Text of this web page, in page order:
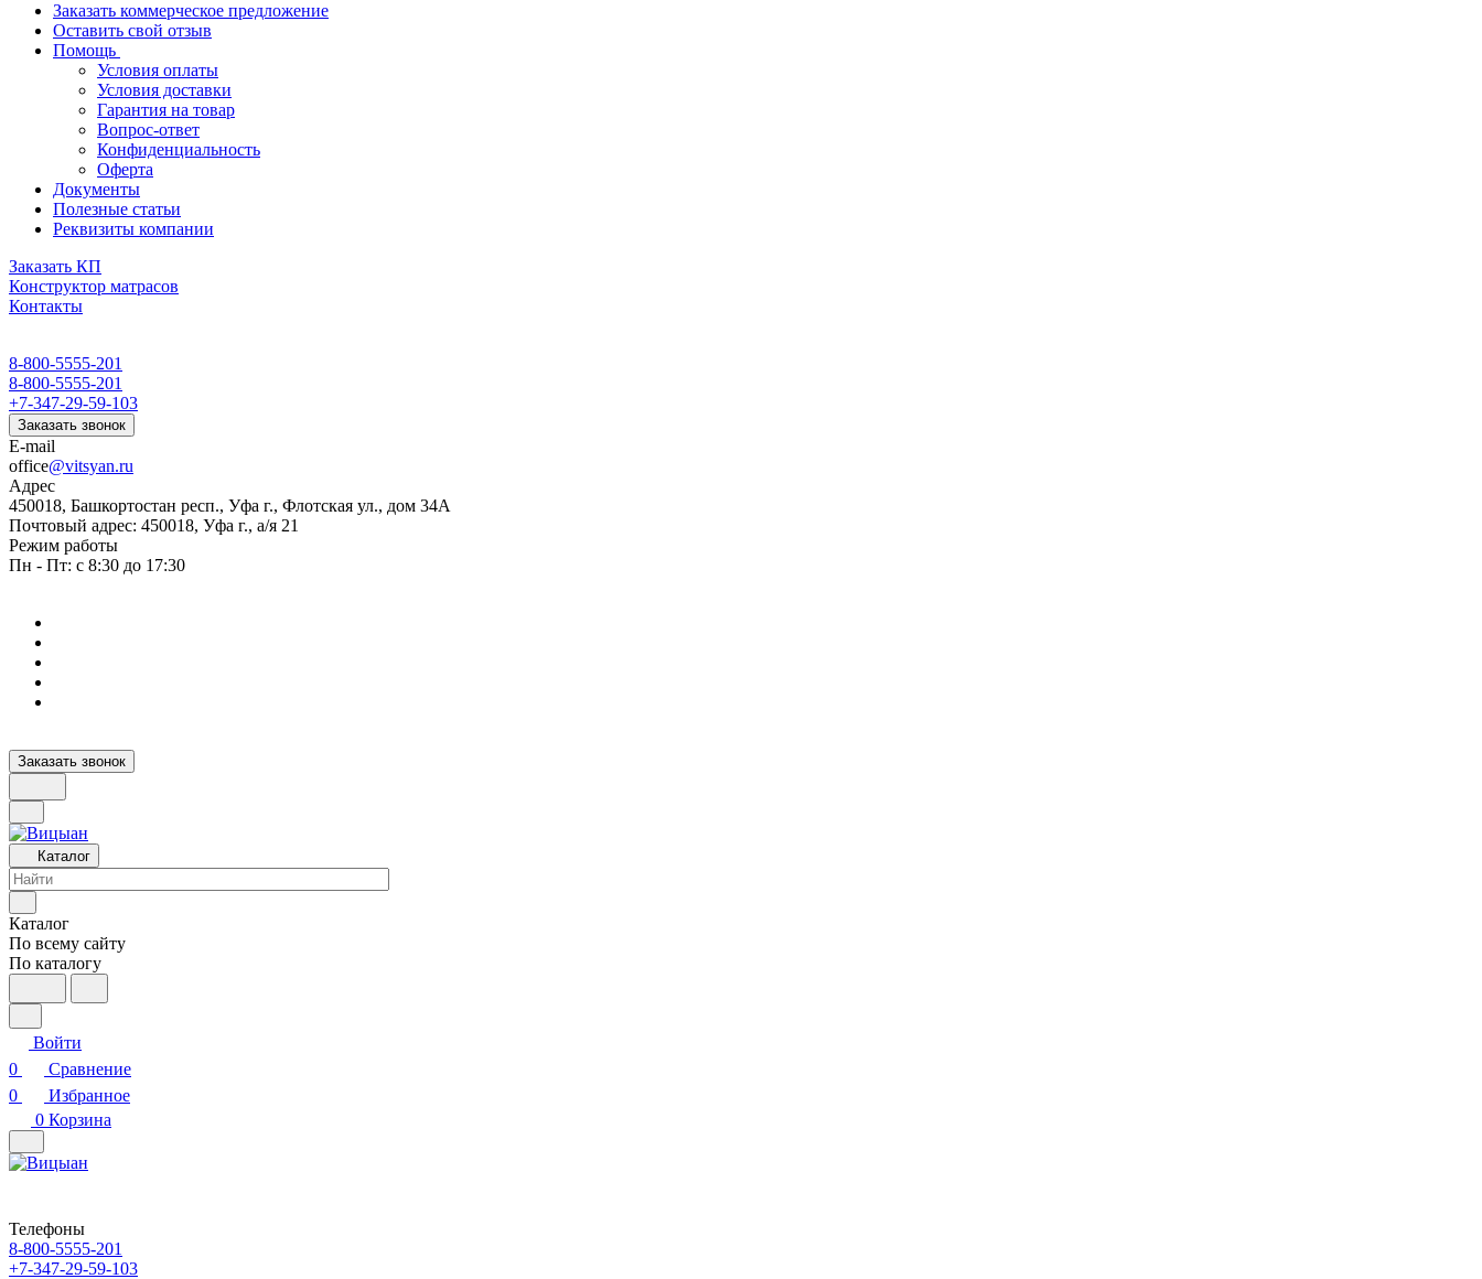
Заказать коммерческое предложение
Оставить свой отзыв
Помощь
Условия оплаты
Условия доставки
Гарантия на товар
Вопрос-ответ
Конфиденциальность
Оферта
Документы
Полезные статьи
Реквизиты компании
Заказать КП
Конструктор матрасов
Контакты
8-800-5555-201
8-800-5555-201
+7-347-29-59-103
Заказать звонок
E-mail
office@vitsyan.ru
Адрес
450018, Башкортостан респ., Уфа г., Флотская ул., дом 34А
Почтовый адрес: 450018, Уфа г., а/я 21
Режим работы
Пн - Пт: с 8:30 до 17:30
Заказать звонок
Каталог
Каталог
По всему сайту
По каталогу
Войти
0
Сравнение
0
Избранное
0 Корзина
Телефоны
8-800-5555-201
+7-347-29-59-103